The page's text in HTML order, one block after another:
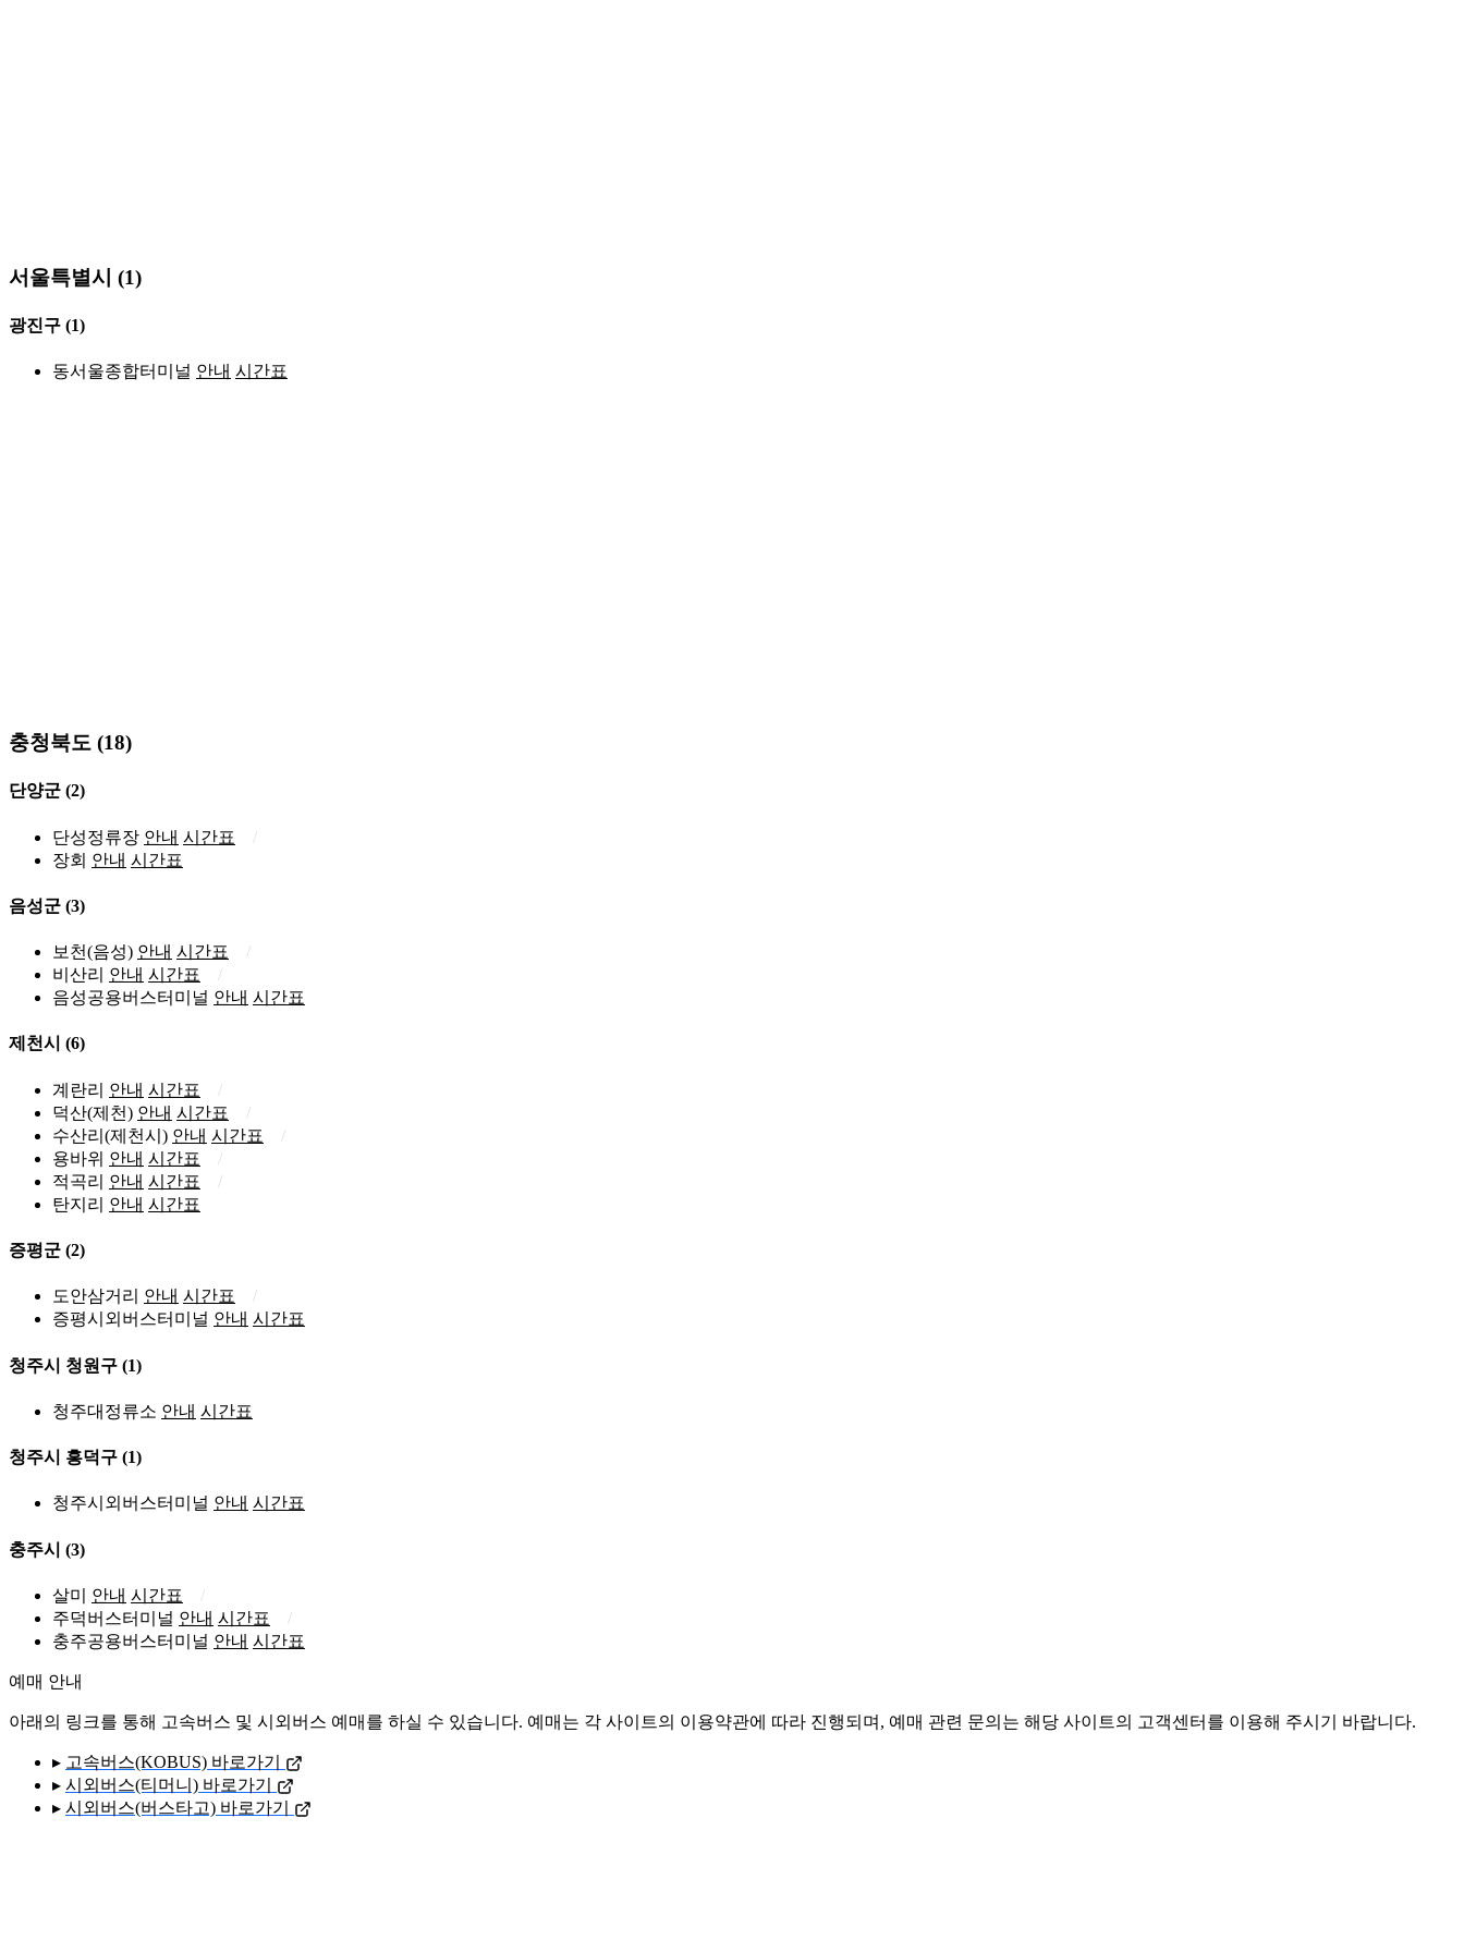
서울특별시 (1)
광진구 (1)
동서울종합터미널 안내 시간표
충청북도 (18)
단양군 (2)
단성정류장 안내 시간표
장회 안내 시간표
음성군 (3)
보천(음성) 안내 시간표
비산리 안내 시간표
음성공용버스터미널 안내 시간표
제천시 (6)
계란리 안내 시간표
덕산(제천) 안내 시간표
수산리(제천시) 안내 시간표
용바위 안내 시간표
적곡리 안내 시간표
탄지리 안내 시간표
증평군 (2)
도안삼거리 안내 시간표
증평시외버스터미널 안내 시간표
청주시 청원구 (1)
청주대정류소 안내 시간표
청주시 흥덕구 (1)
청주시외버스터미널 안내 시간표
충주시 (3)
살미 안내 시간표
주덕버스터미널 안내 시간표
충주공용버스터미널 안내 시간표
예매 안내
아래의 링크를 통해 고속버스 및 시외버스 예매를 하실 수 있습니다. 예매는 각 사이트의 이용약관에 따라 진행되며, 예매 관련 문의는 해당 사이트의 고객센터를 이용해 주시기 바랍니다.
▸ 고속버스(KOBUS) 바로가기
▸ 시외버스(티머니) 바로가기
▸ 시외버스(버스타고) 바로가기